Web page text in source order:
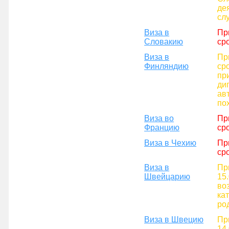
Виза в
Словакию
Виза в
Финляндию
Виза во
Францию
Виза в Чехию
Виза в
Швейцарию
Виза в Швецию